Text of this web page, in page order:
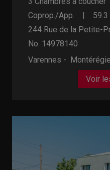
Coprop./App.
59.3
244 Rue de la Petite-
No. 14978140
Varennes -
Voir